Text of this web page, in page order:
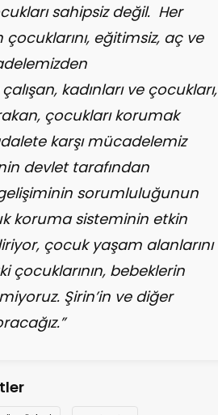
sahipsiz değil. Her
eğitimsiz, aç ve
kadınları ve çocukları,
çocukları korumak
karşı mücadelemiz
devlet tarafından
gelişiminin sorumluluğunun
koruma sisteminin etkin
çocuk yaşam alanlarını
çocuklarının, bebeklerin
Şirin’in ve diğer